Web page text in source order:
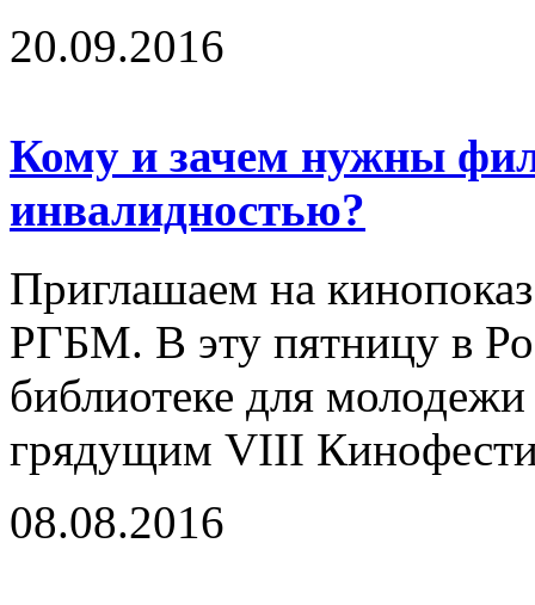
20.09.2016
Кому и зачем нужны
инвалидностью?
Приглашаем на
РГБМ. В эту пятницу в
библиотеке для молодежи
грядущим VIII
08.08.2016